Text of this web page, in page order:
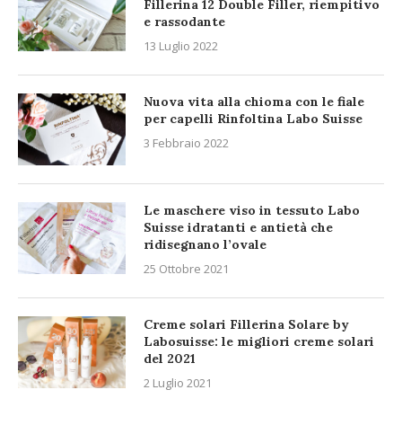
Fillerina 12 Double Filler, riempitivo
e rassodante
13 Luglio 2022
Nuova vita alla chioma con le fiale
per capelli Rinfoltina Labo Suisse
3 Febbraio 2022
Le maschere viso in tessuto Labo
Suisse idratanti e antietà che
ridisegnano l’ovale
25 Ottobre 2021
Creme solari Fillerina Solare by
Labosuisse: le migliori creme solari
del 2021
2 Luglio 2021